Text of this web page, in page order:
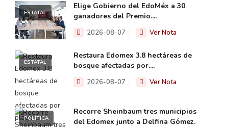
ESTATAL
Elige Gobierno del EdoMéx a 30
ganadores del Premio....
2026-08-07 Ver Nota
ESTATAL
Restaura Edomex 3.8 hectáreas de
bosque afectadas por....
2026-08-07 Ver Nota
POLÍTICA
Recorre Sheinbaum tres municipios
del Edomex junto a Delfina Gómez.